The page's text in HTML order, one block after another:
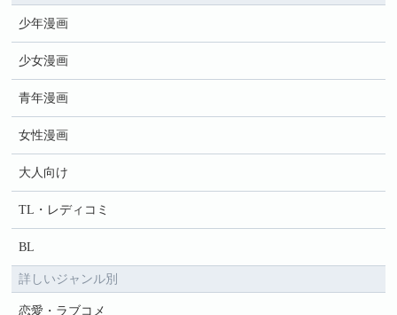
少年漫画
少女漫画
青年漫画
女性漫画
大人向け
TL・レディコミ
BL
詳しいジャンル別
恋愛・ラブコメ